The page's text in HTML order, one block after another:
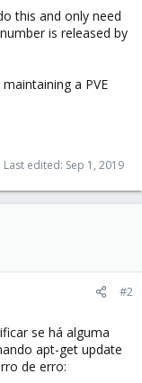
this and only need
is released by
a PVE
Last edited: Sep 1, 2019
#2
se há alguma
apt-get update
de erro: